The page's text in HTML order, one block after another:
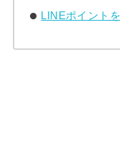
LINEポイント